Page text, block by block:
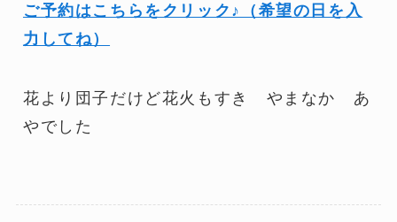
ご予約はこちらをクリック♪（希望の日を入
力してね）
花より団子だけど花火もすき やまなか あ
やでした